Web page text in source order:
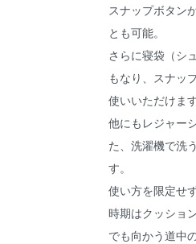
スナップボタン
とも可能。
さらに寝袋（シ
もなり、スナッ
使いいただけます
他にもレジャー
た、洗濯機で洗
す。
使い方を限定せ
時期はクッショ
でも向かう道中